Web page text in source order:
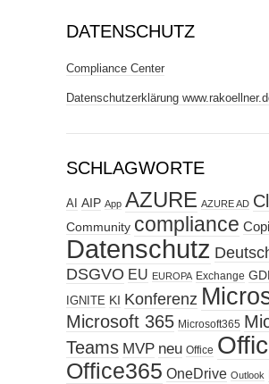
DATENSCHUTZ
Compliance Center
Datenschutzerklärung
SCHLAGWORTE
AI AIP App AZURE AZURE AD
Community compliance
Datenschutz
DSGVO EU EUROPA Exchange
IGNITE KI Konferenz
Microsoft 365 Microsoft365
Teams MVP neu Office
Office365 OneDrive Outlook